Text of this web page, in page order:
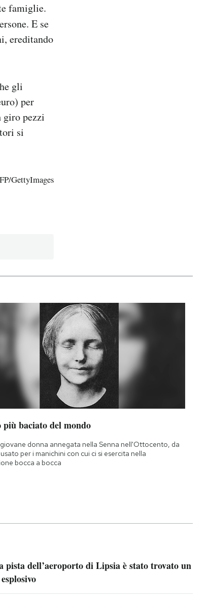
famiglie.
E se
ereditando
gli
per
giro pezzi
si
GettyImages
baciato del mondo
giovane donna annegata nella Senna nell'Ottocento, da
per i manichini con cui ci si esercita nella
bocca a bocca
pista dell’aeroporto di Lipsia è stato trovato un